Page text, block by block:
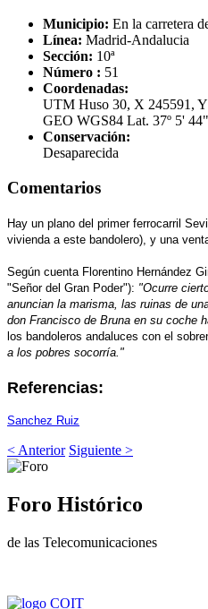
Municipio: En la carretera
Línea: Madrid-Andalucia
Sección: 10ª
Número : 51
Coordenadas:
UTM Huso 30, X 245591,
GEO WGS84 Lat. 37º 5'
Conservación:
Desaparecida
Comentarios
Hay un plano del primer ferrocarril
vivienda a este bandolero), y una
Según cuenta Florentino Hernández
"Señor del Gran Poder"): "Ocurre
anuncian la marisma, las ruinas de
don Francisco de Bruna en su coche
los bandoleros andaluces con el
a los pobres socorría."
Referencias:
Sanchez Ruiz
< Anterior Siguiente >
Foro Histórico
de las Telecomunicaciones